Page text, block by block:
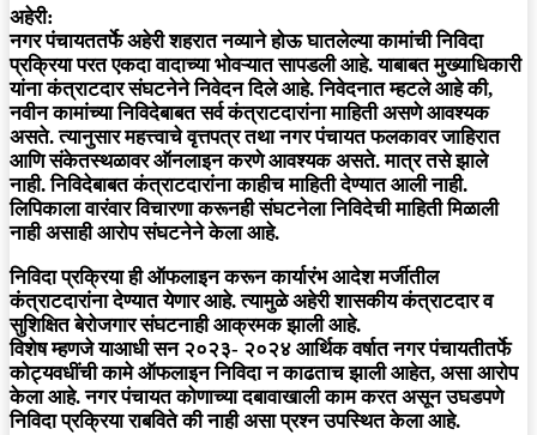
अहेरी:
नगर पंचायततर्फे अहेरी शहरात नव्याने होऊ घातलेल्या कामांची निविदा
प्रक्रिया परत एकदा वादाच्या भोवऱ्यात सापडली आहे. याबाबत मुख्याधिकारी
यांना कंत्राटदार संघटनेने निवेदन दिले आहे. निवेदनात म्हटले आहे की,
नवीन कामांच्या निविदेबाबत सर्व कंत्राटदारांना माहिती असणे आवश्यक
असते. त्यानुसार महत्त्वाचे वृत्तपत्र तथा नगर पंचायत फलकावर जाहिरात
आणि संकेतस्थळावर ऑनलाइन करणे आवश्यक असते. मात्र तसे झाले
नाही. निविदेबाबत कंत्राटदारांना काहीच माहिती देण्यात आली नाही.
लिपिकाला वारंवार विचारणा करूनही संघटनेला निविदेची माहिती मिळाली
नाही असाही आरोप संघटनेने केला आहे.
निविदा प्रक्रिया ही ऑफलाइन करून कार्यारंभ आदेश मर्जीतील
कंत्राटदारांना देण्यात येणार आहे. त्यामुळे अहेरी शासकीय कंत्राटदार व
सुशिक्षित बेरोजगार संघटनाही आक्रमक झाली आहे.
विशेष म्हणजे याआधी सन २०२३- २०२४ आर्थिक वर्षात नगर पंचायतीतर्फे
कोट्यवधींची कामे ऑफलाइन निविदा न काढताच झाली आहेत, असा आरोप
केला आहे. नगर पंचायत कोणाच्या दबावाखाली काम करत असून उघडपणे
निविदा प्रक्रिया राबविते की नाही असा प्रश्न उपस्थित केला आहे.